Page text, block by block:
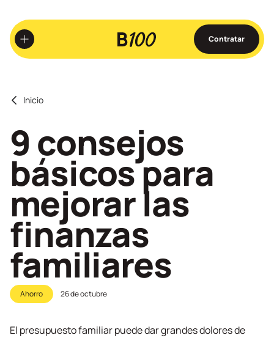
Ir
al
contenido
principal
Contratar
Inicio
9 consejos
básicos para
mejorar las
finanzas
familiares
Ahorro 26 de octubre
El presupuesto familiar puede dar grandes dolores de